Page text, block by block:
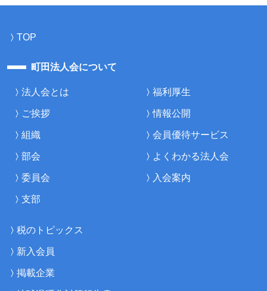
TOP
町田法人会について
法人会とは
ご挨拶
組織
部会
委員会
支部
福利厚生
情報公開
会員優待サービス
よくわかる法人会
入会案内
税のトピックス
新入会員
掲載企業